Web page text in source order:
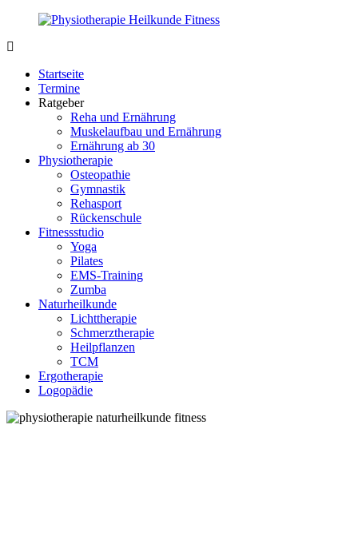
Zurück
Inhalt
Fit.de
Körper
Startseite
Termine
Ratgeber
Reha und Ernährung
Muskelaufbau und Ernährung
Ernährung ab 30
Physiotherapie
Osteopathie
Gymnastik
Rehasport
Rückenschule
Fitnessstudio
Yoga
Pilates
EMS-Training
Zumba
Naturheilkunde
Lichttherapie
Schmerztherapie
Heilpflanzen
TCM
Ergotherapie
Logopädie